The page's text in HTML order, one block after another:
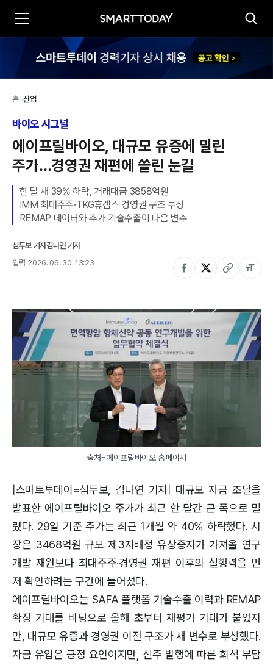
홈>산업
바이오 시그널
에이프릴바이오, 대규모 유증에 밀린
주가…경영권 재편에 쏠린 눈길
한 달 새 39% 하락, 거래대금 3858억원
IMM 최대주주·TKG휴켐스 경영권 구조 부상
REMAP 데이터와 추가 기술수출이 다음 변수
심두보 기자김나연 기자
입력 2026. 06. 30. 13:23
출처=에이프릴바이오 홈페이지
|스마트투데이=심두보, 김나연 기자| 대규모 자금 조달을
발표한 에이프릴바이오 주가가 최근 한 달간 큰 폭으로 밀
렸다. 29일 기준 주가는 최근 1개월 약 40% 하락했다. 시
장은 3468억원 규모 제3자배정 유상증자가 가져올 연구
개발 재원보다 최대주주·경영권 재편 이후의 실행력을 먼
저 확인하려는 구간에 들어섰다.
에이프릴바이오는 SAFA 플랫폼 기술수출 이력과 REMAP
확장 기대를 바탕으로 올해 초부터 재평가 기대가 붙었지
만, 대규모 유증과 경영권 이전 구조가 새 변수로 부상했다.
자금 유입은 긍정 요인이지만, 신주 발행에 따른 희석 부담